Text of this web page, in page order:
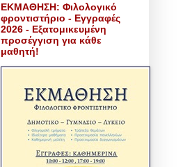
ΕΚΜΑΘΗΣΗ: Φιλολογικό
φροντιστήριο - Εγγραφές
2026 - Εξατομικευμένη
προσέγγιση για κάθε
μαθητή!